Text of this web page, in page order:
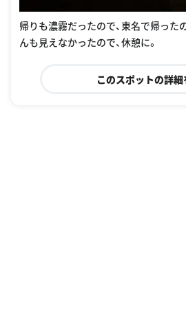
帰りも濃霧だったので、東名で帰った
んも見えなかったので、休憩に。
このスポットの詳細